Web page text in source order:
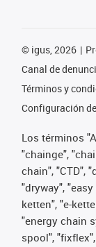
© igus, 2026
Canal de
Términos y
Configuración
Los términos
"chainge",
chain", "CTD",
"dryway",
ketten", "e-
"energy chain
spool",